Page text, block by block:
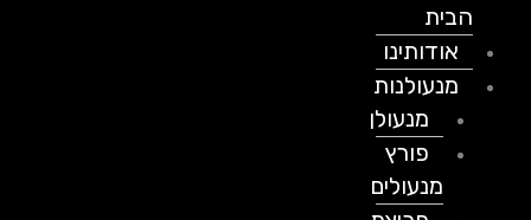
הבית
אודותינו
מנעולנות
מנעולן
פורץ
מנעולים